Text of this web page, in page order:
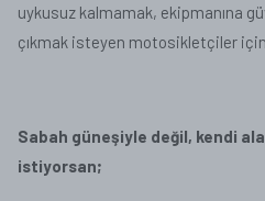
uykusuz kalmamak, ekipmanına
çıkmak isteyen motosikletçiler
Sabah güneşiyle değil, kendi
istiyorsan;